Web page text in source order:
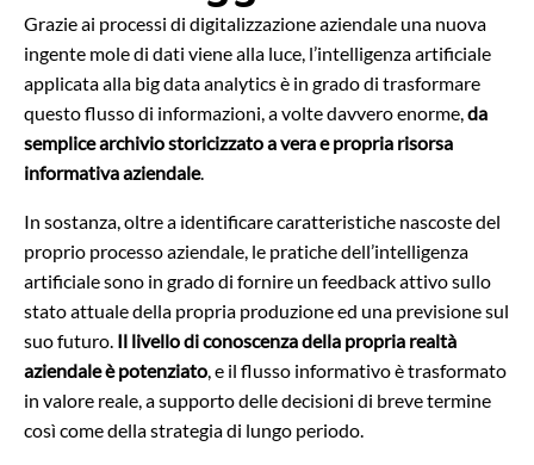
Grazie ai processi di digitalizzazione aziendale una nuova
ingente mole di dati viene alla luce, l’intelligenza artificiale
applicata alla big data analytics è in grado di trasformare
questo flusso di informazioni, a volte davvero enorme,da
semplice archivio storicizzato a vera e propria risorsa
informativa aziendale.
In sostanza, oltre a identificare caratteristiche nascoste del
proprio processo aziendale, le pratiche dell’intelligenza
artificiale sono in grado di fornire un feedback attivo sullo
stato attuale della propria produzione ed una previsione sul
suo futuro. Il livello di conoscenza della propria realtà
aziendale è potenziato, e il flusso informativo è trasformato
in valore reale, a supporto delle decisioni di breve termine
così come della strategia di lungo periodo.